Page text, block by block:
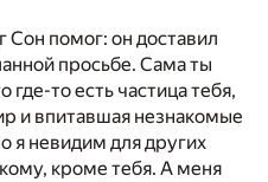
Сон помог: он доставил
просьбе. Сама ты
где-то есть частица тебя,
и впитавшая незнакомые
я невидим для других
кроме тебя. А меня